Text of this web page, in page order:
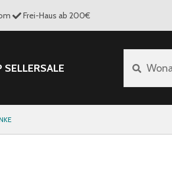
Frei-Haus ab 200€
SELLERSALE